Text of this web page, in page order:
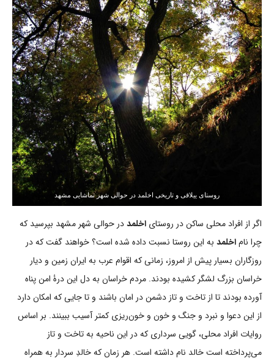
روستای ییلاقی و تاریخی اخلمد در حوالی شهر تماشایی مشهد
اگر از افراد محلی ساکن در روستای اخلمددر حوالی شهر مشهد بپرسید که
چرا ناماخلمد به این روستا نسبت داده شده است؟ خواهند گفت که در
روزگاران بسیار پیش از امروز، زمانی که اقوام عرب به ایران زمین و دیار
خراسان بزرگ لشگر کشیده بودند. مردم خراسان به دل این درۀ امن پناه
آورده بودند تا از تاخت و تاز دشمن در امان باشند و تا جایی که امکان دارد
از این دعوا و نبرد و جنگ و خون و خون‌ریزی کمتر آسیب ببینند. بر اساس
روایات افراد محلی، گویی سرداری که در این ناحیه به تاخت و تاز
می‌پرداخته است خالد نام داشته است. هر زمان که خالدِ سردار به همراه